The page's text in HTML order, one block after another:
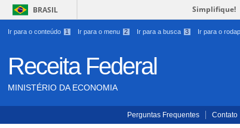
BRASIL Simplifique!
Ir para o conteúdo 1 Ir para o menu 2 Ir para a busca 3 Ir para o
Receita Federal
MINISTÉRIO DA ECONOMIA
Perguntas Frequentes Contato